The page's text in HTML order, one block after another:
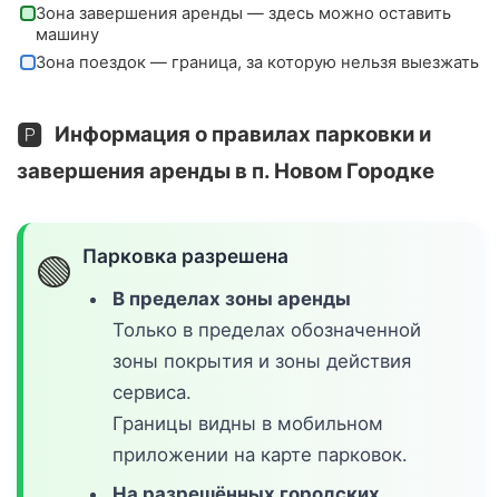
Зона завершения аренды — здесь можно оставить
машину
Зона поездок — граница, за которую нельзя выезжать
🅿️ Информация о правилах парковки и
завершения аренды в п. Новом Городке
🟢 Парковка разрешена
В пределах зоны аренды
Только в пределах обозначенной
зоны покрытия и зоны действия
сервиса.
Границы видны в мобильном
приложении на карте парковок.